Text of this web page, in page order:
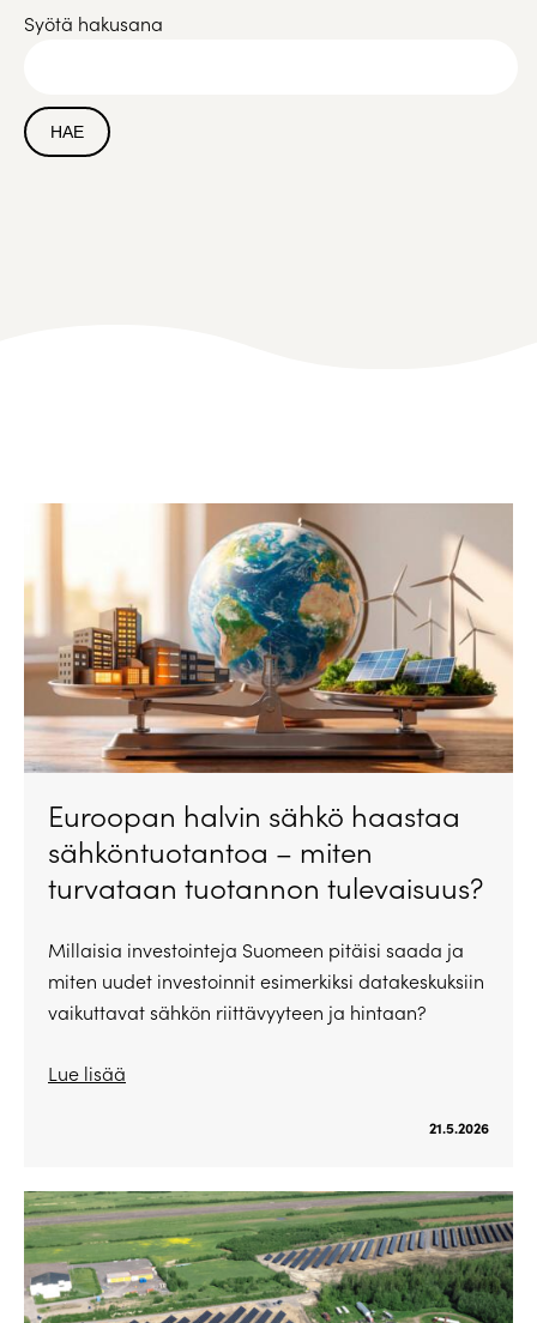
Syötä hakusana
Euroopan halvin sähkö haastaa
sähköntuotantoa – miten
turvataan tuotannon tulevaisuus?
Millaisia investointeja Suomeen pitäisi saada ja
miten uudet investoinnit esimerkiksi datakeskuksiin
vaikuttavat sähkön riittävyyteen ja hintaan?
Lue lisää
21.5.2026